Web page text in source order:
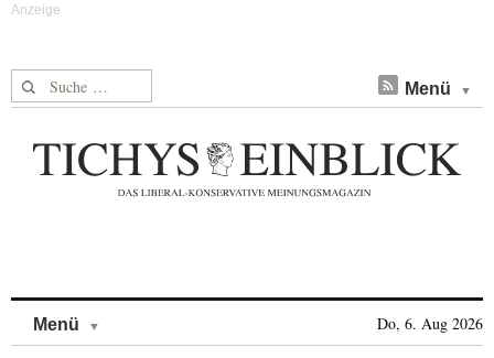
Suche nach: Menü
Menü Do, 6. Aug 2026